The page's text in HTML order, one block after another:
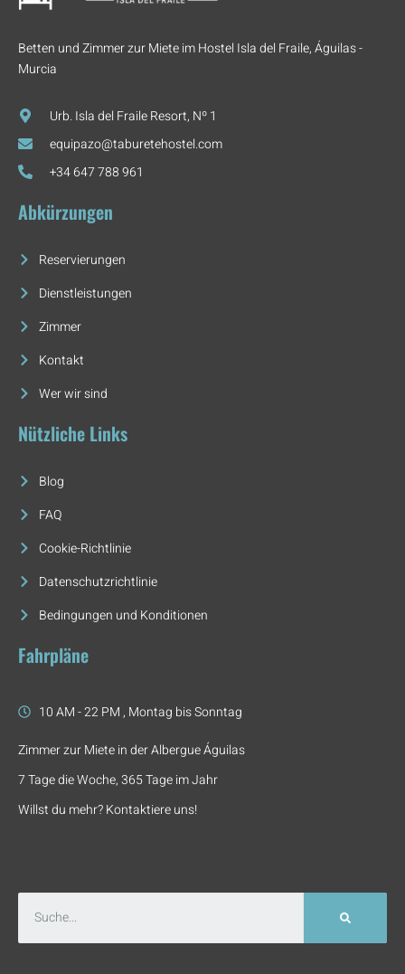
Betten und Zimmer zur Miete im Hostel Isla del Fraile, Águilas -
Murcia
Urb. Isla del Fraile Resort, Nº 1
equipazo@taburetehostel.com
+34 647 788 961
Abkürzungen
Reservierungen
Dienstleistungen
Zimmer
Kontakt
Wer wir sind
Nützliche Links
Blog
FAQ
Cookie-Richtlinie
Datenschutzrichtlinie
Bedingungen und Konditionen
Fahrpläne
10 AM - 22 PM , Montag bis Sonntag
Zimmer zur Miete in der Albergue Águilas
7 Tage die Woche, 365 Tage im Jahr
Willst du mehr? Kontaktiere uns!